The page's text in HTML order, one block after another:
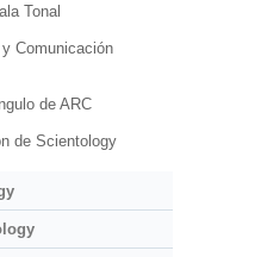
Tonal
Comunicación
de ARC
de Scientology